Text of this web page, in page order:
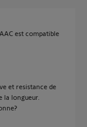
est compatible
et resistance de
la longueur.